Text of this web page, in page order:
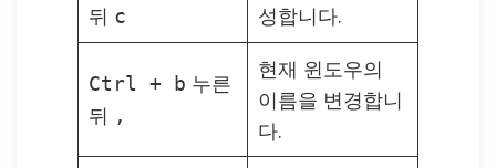
뒤 c
성합니다.
Ctrl + b 누른
뒤 ,
현재 윈도우의
이름을 변경합니
다.